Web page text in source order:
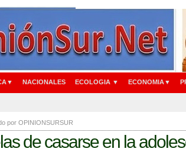
NACIONALES ECOLOGIA ▼ ECONOMIA▼
por OPINIONSURSUR
de casarse en la